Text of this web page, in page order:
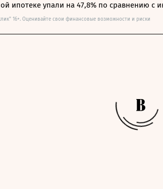
ипотеке упали на 47,8% по сравнению с
16+. Оценивайте свои финансовые возможности и риски